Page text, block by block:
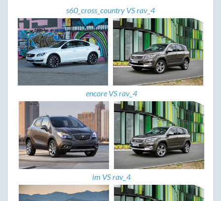
s60_cross_country VS rav_4
encore VS rav_4
im VS rav_4